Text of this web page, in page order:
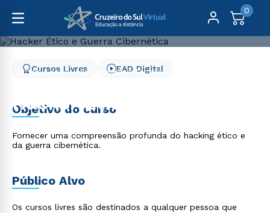
0
Cursos Livres
Engenharia e Tecnologia
Hacker Ético e Guerra
Cibernética
Cursos Livres EAD Digital
Objetivo do curso
Fornecer uma compreensão profunda do hacking ético e
da guerra cibernética.
Público Alvo
Os cursos livres são destinados a qualquer pessoa que